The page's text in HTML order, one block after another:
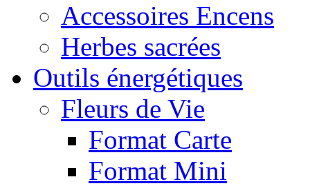
Accessoires Encens
Herbes sacrées
Outils énergétiques
Fleurs de Vie
Format Carte
Format Mini